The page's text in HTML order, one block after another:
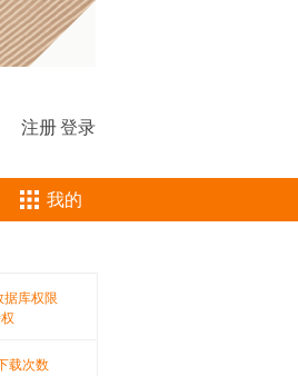
注册登录
我的
据库权限
载次数